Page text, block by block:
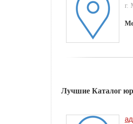
г.
Лучшие Каталог